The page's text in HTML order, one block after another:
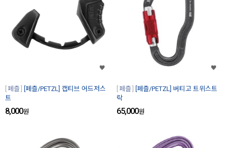
페츨
[페츨/PETZL] 캡티브 어드저스
트
8,000원
페츨
[페츨/PETZL] 버티고 트위스트
락
65,000원